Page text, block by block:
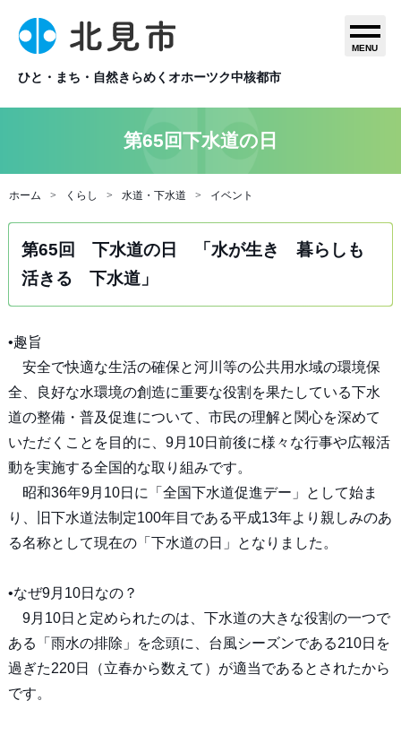
ひと・まち・自然きらめくオホーツク中核都市
MENU
第65回下水道の日
ホーム くらし 水道・下水道 イベント
第65回 下水道の日 「水が生き 暮らしも
活きる 下水道」
•趣旨
安全で快適な生活の確保と河川等の公共用水域の環境保
全、良好な水環境の創造に重要な役割を果たしている下水
道の整備・普及促進について、市民の理解と関心を深めて
いただくことを目的に、9月10日前後に様々な行事や広報活
動を実施する全国的な取り組みです。
昭和36年9月10日に「全国下水道促進デー」として始ま
り、旧下水道法制定100年目である平成13年より親しみのあ
る名称として現在の「下水道の日」となりました。
•なぜ9月10日なの？
9月10日と定められたのは、下水道の大きな役割の一つで
ある「雨水の排除」を念頭に、台風シーズンである210日を
過ぎた220日（立春から数えて）が適当であるとされたから
です。